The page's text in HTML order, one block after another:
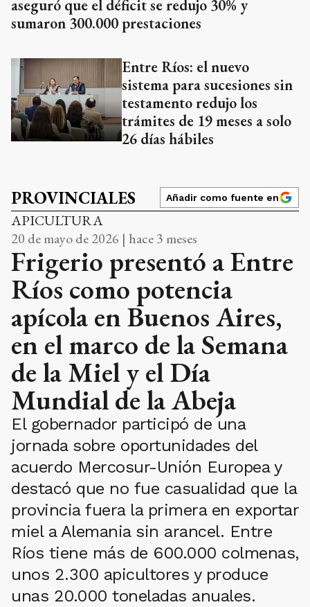
aseguró que el déficit se redujo 30% y
sumaron 300.000 prestaciones
Entre Ríos: el nuevo
sistema para sucesiones sin
testamento redujo los
trámites de 19 meses a solo
26 días hábiles
PROVINCIALES Añadir como fuente en
APICULTURA
20 de mayo de 2026 | hace 3 meses
Frigerio presentó a Entre
Ríos como potencia
apícola en Buenos Aires,
en el marco de la Semana
de la Miel y el Día
Mundial de la Abeja
El gobernador participó de una
jornada sobre oportunidades del
acuerdo Mercosur-Unión Europea y
destacó que no fue casualidad que la
provincia fuera la primera en exportar
miel a Alemania sin arancel. Entre
Ríos tiene más de 600.000 colmenas,
unos 2.300 apicultores y produce
unas 20.000 toneladas anuales.